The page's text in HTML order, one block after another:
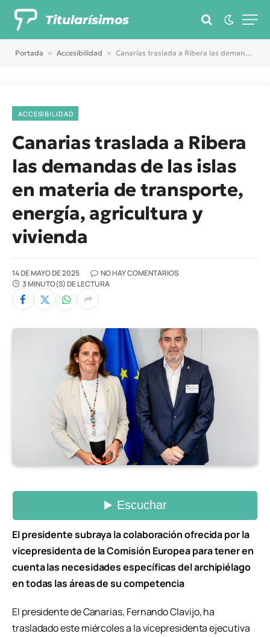
Titularísimos
Portada » Accesibilidad » Canarias traslada a Ribera las demandas de las islas en materia de transporte, energía, agricultura y vivienda
ACCESIBILIDAD
Canarias traslada a Ribera
las demandas de las islas
en materia de transporte,
energía, agricultura y
vivienda
14 DE MAYO DE 2025
NO HAY COMENTARIOS
3 MINUTO(S) DE LECTURA
El presidente subraya la colaboración ofrecida por la
vicepresidenta de la Comisión Europea para tener en
cuenta las necesidades específicas del archipiélago
en todas las áreas de su competencia
El presidente de Canarias, Fernando Clavijo, ha
trasladado este miércoles a la vicepresidenta ejecutiva